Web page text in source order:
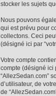
stocker les sujets
Nous pouvons
qui est prévu pour
collectons. Ceci
(désigné ici par
Votre compte
compte (désigné ici
“AllezSedan.com”
d’utilisateur, de
de